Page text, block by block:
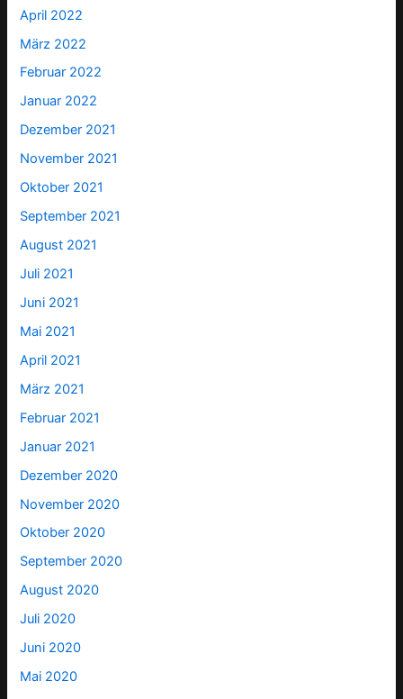
April 2022
März 2022
Februar 2022
Januar 2022
Dezember 2021
November 2021
Oktober 2021
September 2021
August 2021
Juli 2021
Juni 2021
Mai 2021
April 2021
März 2021
Februar 2021
Januar 2021
Dezember 2020
November 2020
Oktober 2020
September 2020
August 2020
Juli 2020
Juni 2020
Mai 2020